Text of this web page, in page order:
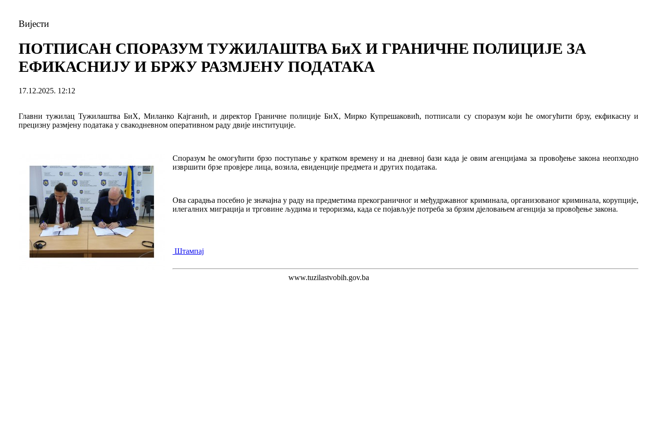
Вијести
ПОТПИСАН СПОРАЗУМ ТУЖИЛАШТВА БиХ И ГРАНИЧНЕ ПОЛИЦИЈЕ ЗА
ЕФИКАСНИЈУ И БРЖУ РАЗМЈЕНУ ПОДАТАКА
17.12.2025. 12:12
Главни тужилац Тужилаштва БиХ, Миланко Кајганић, и директор Граничне полиције БиХ, Мирко Купрешаковић, потписали су споразум који ће омогућити брзу, екфикасну и
прецизну размјену података у свакодневном оперативном раду двије институције.
Споразум ће омогућити брзо поступање у кратком времену и на дневној бази када је овим агенцијама за провођење закона неопходно
извршити брзе провјере лица, возила, евиденције предмета и других података.
Ова сарадња посебно је значајна у раду на предметима прекограничног и међудржавног криминала, организованог криминала, корупције,
илегалних миграција и трговине људима и тероризма, када се појављује потреба за брзим дјеловањем агенција за провођење закона.
Штампај
www.tuzilastvobih.gov.ba